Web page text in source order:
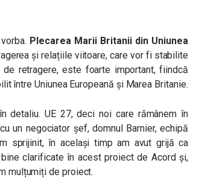
Plecarea Marii Britanii din Uniunea
și relațiile viitoare, care vor fi stabilite
retragere, este foarte important, fiindcă
între Uniunea Europeană și Marea Britanie.
detaliu. UE 27, deci noi care rămânem în
un negociator șef, domnul Barnier, echipă
sprijinit, în același timp am avut grijă ca
clarificate în acest proiect de Acord și,
mulțumiți de proiect.